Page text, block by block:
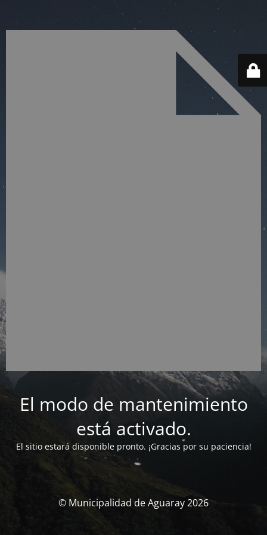
El modo de mantenimiento
está activado.
El sitio estará disponible pronto. ¡Gracias por su paciencia!
© Municipalidad de Aguaray 2026